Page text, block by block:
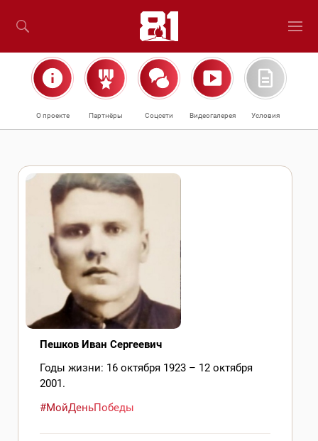
О проекте Партнёры Соцсети Видеогалерея Условия
Пешков Иван Сергеевич
Годы жизни: 16 октября 1923 – 12 октября
2001.
#МойДеньПобеды